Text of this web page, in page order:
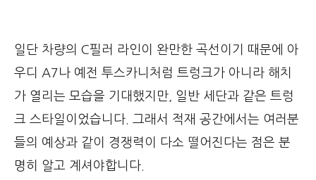
일단 차량의 C필러 라인이 완만한 곡선이기 때문에 아
우디 A7나 예전 투스카니처럼 트렁크가 아니라 해치
가 열리는 모습을 기대했지만, 일반 세단과 같은 트렁
크 스타일이었습니다. 그래서 적재 공간에서는 여러분
들의 예상과 같이 경쟁력이 다소 떨어진다는 점은 분
명히 알고 계셔야합니다.